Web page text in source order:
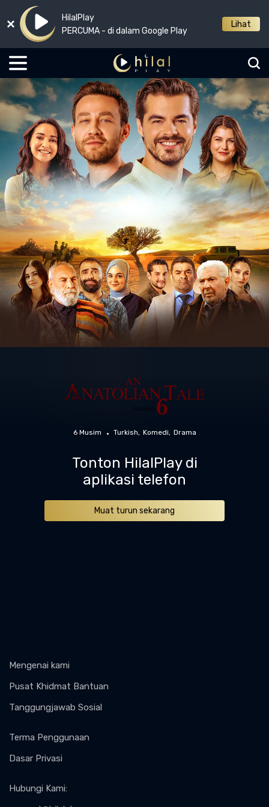
HilalPlay
PERCUMA - di dalam Google Play
Lihat
6 Musim Turkish Komedi Drama
Tonton HilalPlay di
aplikasi telefon
Muat turun sekarang
Mengenai kami
Pusat Khidmat Bantuan
Tanggungjawab Sosial
Terma Penggunaan
Dasar Privasi
Hubungi Kami: